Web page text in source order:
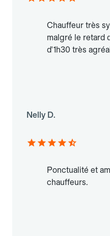
Chauffeur très
malgré le retard
d'1h30 très
Nelly D.
Ponctualité et
chauffeurs.